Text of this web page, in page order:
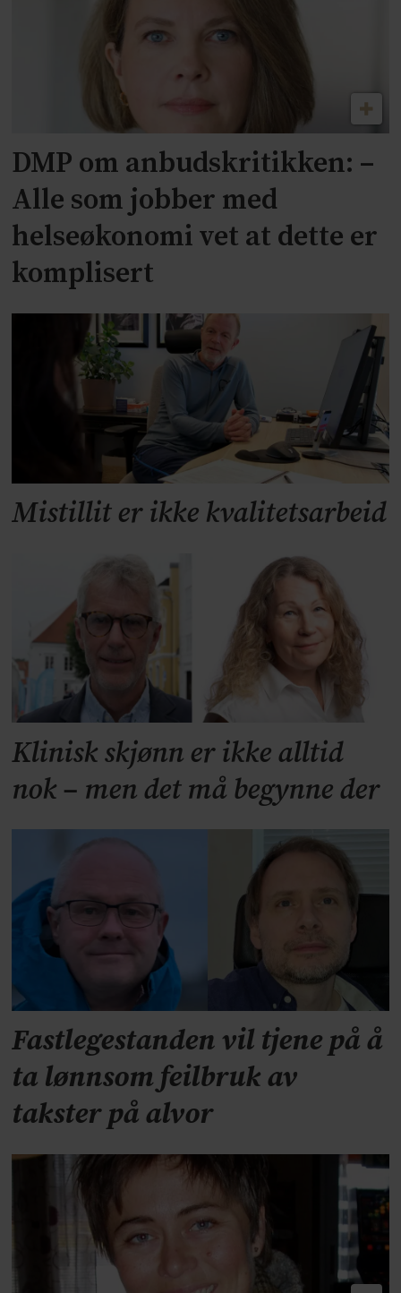
DMP om anbudskritikken: –
Alle som jobber med
helseøkonomi vet at dette er
komplisert
Mistillit er ikke kvalitetsarbeid
Klinisk skjønn er ikke alltid
nok – men det må begynne der
Fastlegestanden vil tjene på å
ta lønnsom feilbruk av
takster på alvor